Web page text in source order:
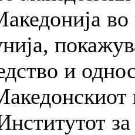
и